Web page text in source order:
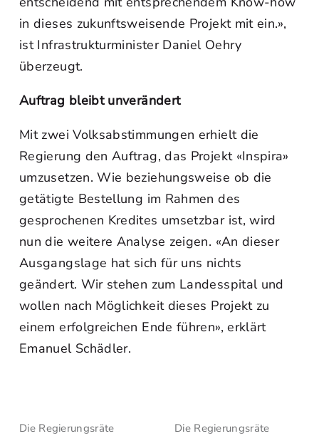
in dieses zukunftsweisende Projekt mit ein.»,
ist Infrastrukturminister Daniel Oehry
überzeugt.
Auftrag bleibt unverändert
Mit zwei Volksabstimmungen erhielt die
Regierung den Auftrag, das Projekt «Inspira»
umzusetzen. Wie beziehungsweise ob die
getätigte Bestellung im Rahmen des
gesprochenen Kredites umsetzbar ist, wird
nun die weitere Analyse zeigen. «An dieser
Ausgangslage hat sich für uns nichts
geändert. Wir stehen zum Landesspital und
wollen nach Möglichkeit dieses Projekt zu
einem erfolgreichen Ende führen», erklärt
Emanuel Schädler.
Die Regierungsräte
Die Regierungsräte